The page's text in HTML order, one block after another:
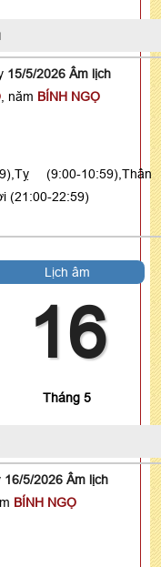
15/5/2026 Âm lịch
, năm BÍNH NGỌ
(9:00-10:59),Thân
(21:00-22:59)
Lịch âm
16
Tháng 5
16/5/2026 Âm lịch
BÍNH NGỌ